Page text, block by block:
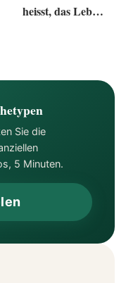
heisst, das Leben
Sie die
5 Minuten.